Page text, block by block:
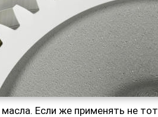
Если же применять не тот